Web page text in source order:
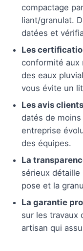
compactage
liant/granulat.
datées et
Les
conformité aux
des eaux
vous évite un
Les avis
datés de
entreprise
des équipes.
La
sérieux
pose et la
La garantie
sur les travaux
artisan qui